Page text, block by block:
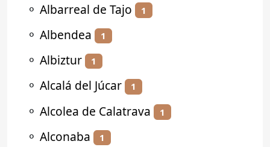
⚬ Albarreal de Tajo 1
⚬ Albendea 1
⚬ Albiztur 1
⚬ Alcalá del Júcar 1
⚬ Alcolea de Calatrava 1
⚬ Alconaba 1